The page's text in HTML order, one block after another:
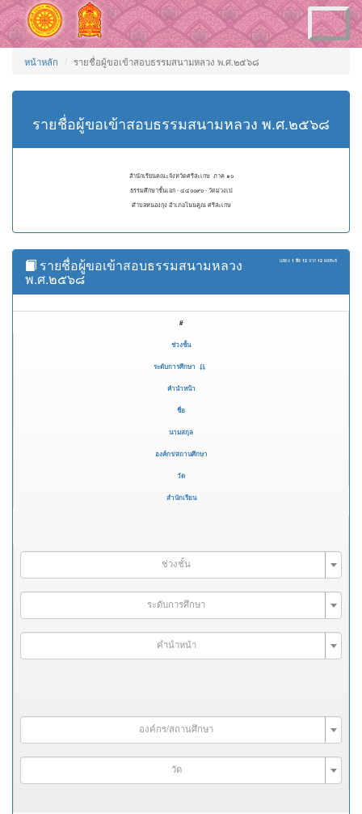
Toggle
navigation
หน้าหลัก รายชื่อผู้ขอเข้าสอบธรรมสนามหลวง พ.ศ.๒๕๖๘
รายชื่อผู้ขอเข้าสอบธรรมสนามหลวง พ.ศ.๒๕๖๘
สำนักเรียนคณะจังหวัดศรีสะเกษ ภาค ๑๐
ธรรมศึกษาชั้นเอก - ๔๔๐๐๙๐ - วัดม่วงเป
ตำบลหนองกุง อำเภอโนนคูณ ศรีสะเกษ
แสดง 1 ถึง 12 จาก 12 ผลลัพธ์
รายชื่อผู้ขอเข้าสอบธรรมสนามหลวง
พ.ศ.๒๕๖๘
#
ช่วงชั้น
ระดับการศึกษา
คำนำหน้า
ชื่อ
นามสกุล
องค์กร/สถานศึกษา
วัด
สำนักเรียน
ช่วงชั้น
ระดับการศึกษา
คำนำหน้า
องค์กร/สถานศึกษา
วัด